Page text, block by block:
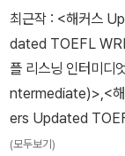
최근작 : <해커스
dated TOEFL
플 리스닝 인터미
ntermediate)>,<
ers Updated
(모두보기)